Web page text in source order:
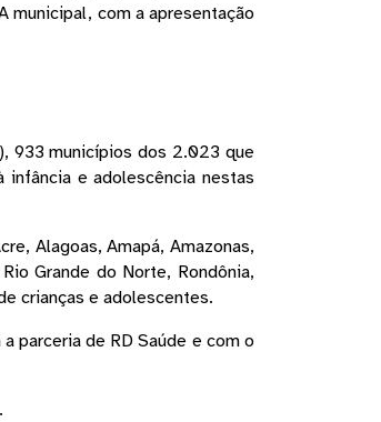
municipal, com a apresentação
933 municípios dos 2.023 que
e adolescência nestas
Alagoas, Amapá, Amazonas,
Grande do Norte, Rondônia,
crianças e adolescentes.
parceria de RD Saúde e com o